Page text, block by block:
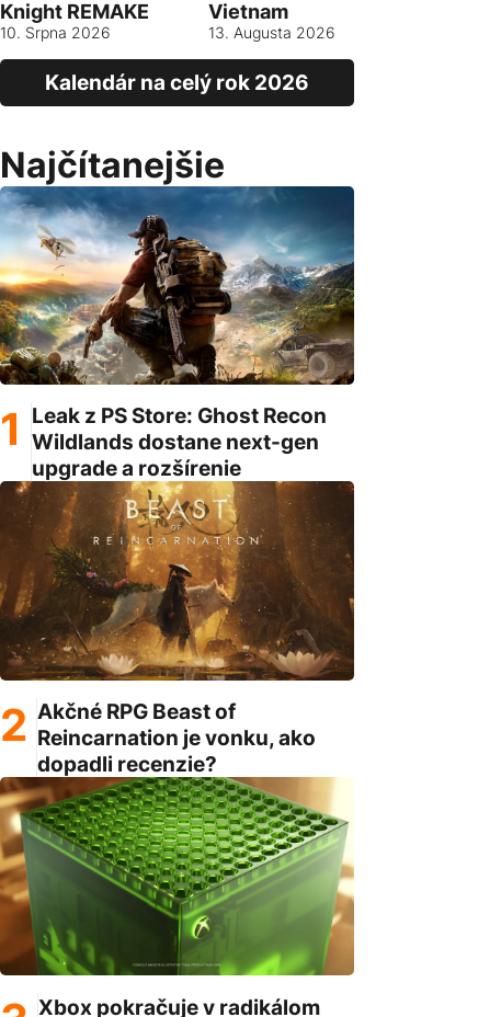
Knight REMAKE
10. Srpna 2026
Vietnam
13. Augusta 2026
Kalendár na celý rok 2026
Najčítanejšie
Leak z PS Store: Ghost Recon
Wildlands dostane next-gen
upgrade a rozšírenie
Akčné RPG Beast of
Reincarnation je vonku, ako
dopadli recenzie?
Xbox pokračuje v radikálom